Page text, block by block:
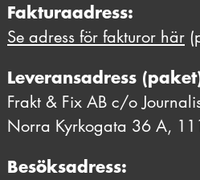
Fakturaadress:
Se adress för fakturor här
Leveransadress
Frakt & Fix AB c/o
Norra Kyrkogata 36 A,
Besöksadress: